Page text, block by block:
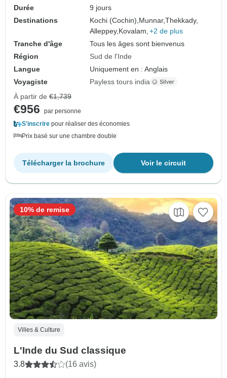
Durée
9 jours
Destinations
Kochi (Cochin), Munnar,Thekkady,
Alleppey, Kovalam, +2 de plus
Tranche d'âge
Tous les âges sont bienvenus
Région
Sud de l'Inde
Langue
Uniquement en : Anglais
Voyagiste
Payless tours india
À partir de €1,739
€956
par personne
S'inscrire pour réaliser des économies
Prix basé sur une chambre double
Voir le circuit
Télécharger la brochure
Villes & Culture
L'Inde du Sud classique
3.8 (16 avis)
10% de remise